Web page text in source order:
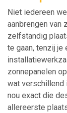
Niet iedereen
aanbrengen van
zelfstandig
te gaan, tenzij je
zonnepanelen
wat verschillend
nou exact die
allereerste